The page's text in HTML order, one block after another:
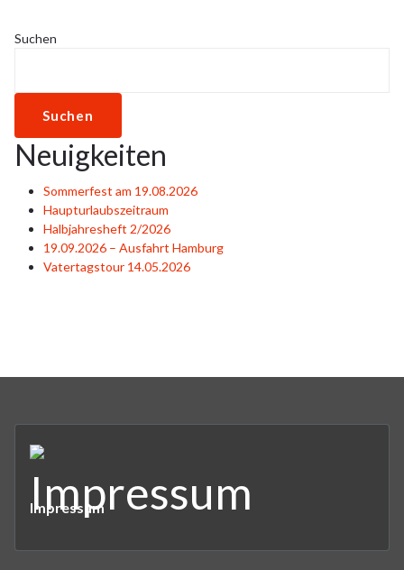
Suchen
Suchen
Neuigkeiten
Sommerfest am 19.08.2026
Haupturlaubszeitraum
Halbjahresheft 2/2026
19.09.2026 – Ausfahrt Hamburg
Vatertagstour 14.05.2026
Impressum